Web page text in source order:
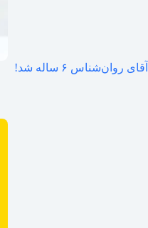
آقای روان‌شناس ۶ ساله شد!